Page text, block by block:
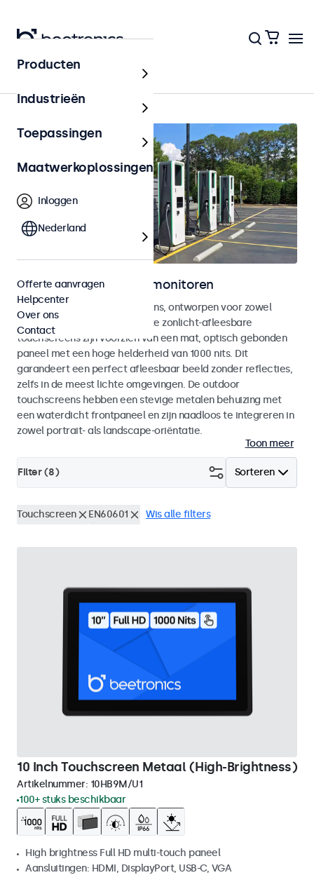
Home
Outdoor touchscreen monitoren
Weersbestendige touchscreens, ontworpen voor zowel
binnen- als buitengebruik. Deze zonlicht-afleesbare
touchscreens zijn voorzien van een mat, optisch gebonden
paneel met een hoge helderheid van 1000 nits. Dit
garandeert een perfect afleesbaar beeld zonder reflecties,
zelfs in de meest lichte omgevingen. De outdoor
touchscreens hebben een stevige metalen behuizing met
een waterdicht frontpaneel en zijn naadloos te integreren in
zowel portrait- als landscape-oriëntatie.
Toon meer
Sorteren
Filter (8)
Touchscreen EN60601 Wis alle filters
10 Inch Touchscreen Metaal (High-Brightness)
Artikelnummer: 10HB9M/U1
100+ stuks beschikbaar
High brightness Full HD multi-touch paneel
Aansluitingen: HDMI, DisplayPort, USB-C, VGA
Producten
Industrieën
Toepassingen
Maatwerkoplossingen
Inloggen
Nederland
Offerte aanvragen
Helpcenter
Over ons
Contact